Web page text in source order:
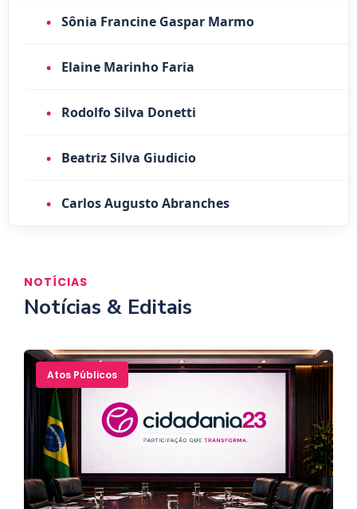
• Sônia Francine Gaspar Marmo
• Elaine Marinho Faria
• Rodolfo Silva Donetti
• Beatriz Silva Giudicio
• Carlos Augusto Abranches
NOTÍCIAS
Notícias & Editais
Atos Públicos